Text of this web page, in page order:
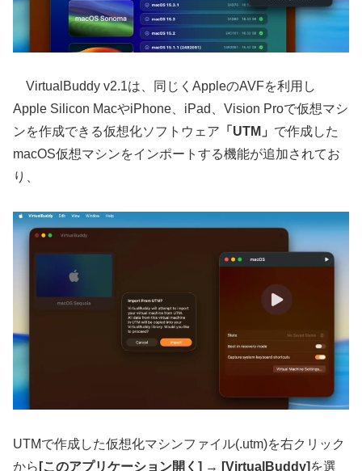
VirtualBuddy v2.1は、同じくAppleのAVFを利用し
Apple Silicon MacやiPhone、iPad、Vision Proで仮想マシ
ンを作成できる仮想化ソフトウェア 「UTM」 で作成した
macOS仮想マシンをインポートする機能が追加されてお
り、
UTMで作成した仮想化マシンファイル(.utm)を右クリック
から [このアプリケーション開く] → [VirtualBuddy] を選